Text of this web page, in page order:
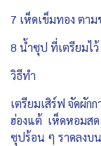
7 เห็ดเข็มทอง ตา
8 น้ำซุป ที่เตรียมไว้
วิธีทำ
เตรียมเสิร์ฟ จัดผัก
ฮ่องแต้ เห็ดหอมสด
ซุปร้อน ๆ ราดลงบ